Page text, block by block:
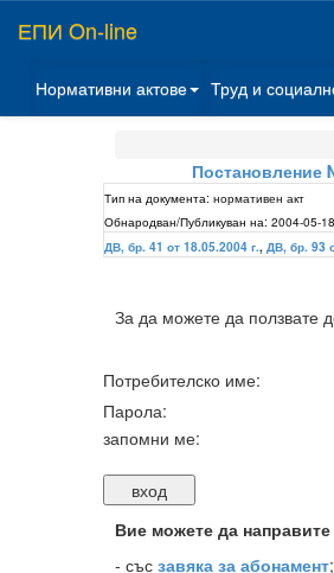
ЕПИ On-line
Нормативни актове Труд и
Постановление
Тип на документа: нормативен акт
Обнародван/Публикуван на: 2004-05-18
ДВ, бр. 41 от 18.05.2004 г., ДВ, бр. 93
За да можете да ползвате
Потребителско име:
Парола:
запомни ме:
Вие можете да
- със завяка за абонамент;